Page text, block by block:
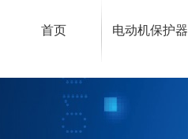
首页 电动机保护器